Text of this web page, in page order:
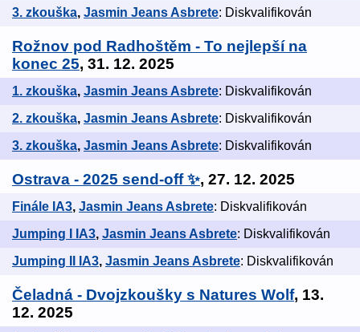
3. zkouška, Jasmin Jeans Asbrete: Diskvalifikován
Rožnov pod Radhoštěm - To nejlepší na
konec 25, 31. 12. 2025
1. zkouška, Jasmin Jeans Asbrete: Diskvalifikován
2. zkouška, Jasmin Jeans Asbrete: Diskvalifikován
3. zkouška, Jasmin Jeans Asbrete: Diskvalifikován
Ostrava - 2025 send-off ✨, 27. 12. 2025
Finále IA3, Jasmin Jeans Asbrete: Diskvalifikován
Jumping I IA3, Jasmin Jeans Asbrete: Diskvalifikován
Jumping II IA3, Jasmin Jeans Asbrete: Diskvalifikován
Čeladná - Dvojzkoušky s Natures Wolf, 13.
12. 2025